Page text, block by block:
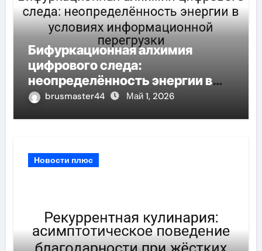
Бифуркационная алхимия
цифрового следа:
неопределённость энергии в
условиях информационной
brusmaster44 Май 1, 2026
Новости плюс